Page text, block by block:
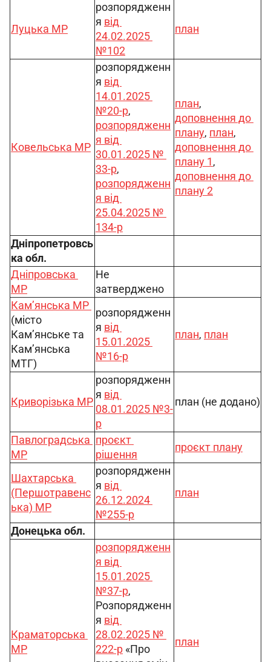
Луцька МР
розпорядженн
я від
24.02.2025
№102
план
Ковельська МР
розпорядженн
я від
14.01.2025
№20-р,
розпорядженн
я від
30.01.2025 №
33-р,
розпорядженн
я від
25.04.2025 №
134-р
план,
доповнення до
плану, план,
доповнення до
плану 1,
доповнення до
плану 2
Дніпропетровсь
ка обл.
Дніпровська
МР
Не
затверджено
Кам’янська МР
(місто
Кам’янське та
Кам’янська
МТГ)
розпорядженн
я від
15.01.2025
№16-р
план, план
Криворізька МР
розпорядженн
я від
08.01.2025 №3-
р
план (не додано)
Павлоградська
МР
проєкт
рішення
проєкт плану
Шахтарська
(Першотравенс
ька) МР
розпорядженн
я від
26.12.2024
№255-р
план
Донецька обл.
Краматорська
МР
розпорядженн
я від
15.01.2025
№37-р,
Розпорядженн
я від
28.02.2025 №
222-р «Про
план